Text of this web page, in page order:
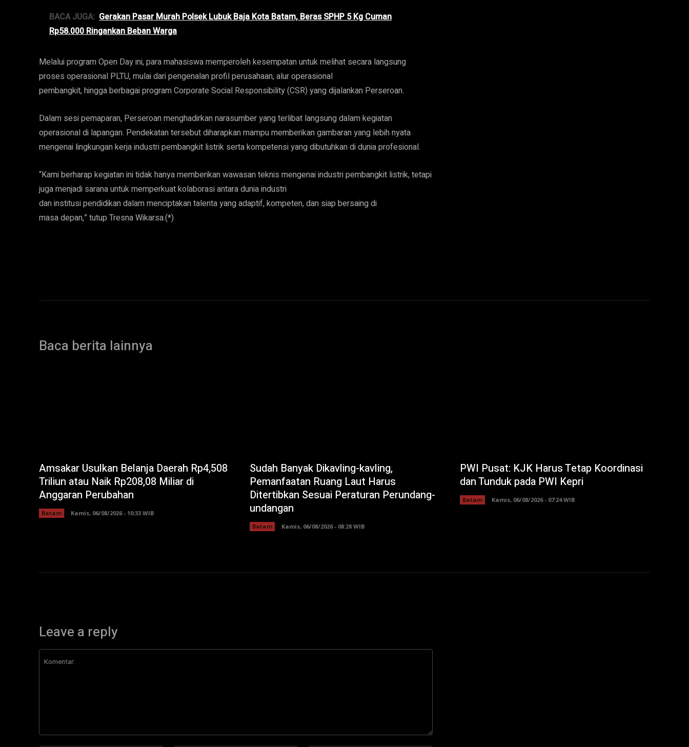
BACA JUGA: Gerakan Pasar Murah Polsek Lubuk Baja Kota Batam, Beras SPHP 5 Kg Cuman
Rp58.000 Ringankan Beban Warga
Melalui program Open Day ini, para mahasiswa memperoleh kesempatan untuk melihat secara langsung
proses operasional PLTU, mulai dari pengenalan profil perusahaan, alur operasional
pembangkit, hingga berbagai program Corporate Social Responsibility (CSR) yang dijalankan Perseroan.
Dalam sesi pemaparan, Perseroan menghadirkan narasumber yang terlibat langsung dalam kegiatan
operasional di lapangan. Pendekatan tersebut diharapkan mampu memberikan gambaran yang lebih nyata
mengenai lingkungan kerja industri pembangkit listrik serta kompetensi yang dibutuhkan di dunia profesional.
“Kami berharap kegiatan ini tidak hanya memberikan wawasan teknis mengenai industri pembangkit listrik, tetapi
juga menjadi sarana untuk memperkuat kolaborasi antara dunia industri
dan institusi pendidikan dalam menciptakan talenta yang adaptif, kompeten, dan siap bersaing di
masa depan,” tutup Tresna Wikarsa.(*)
Baca berita lainnya
Amsakar Usulkan Belanja Daerah Rp4,508
Triliun atau Naik Rp208,08 Miliar di
Anggaran Perubahan
Batam Kamis, 06/08/2026 - 10:33 WIB
Sudah Banyak Dikavling-kavling,
Pemanfaatan Ruang Laut Harus
Ditertibkan Sesuai Peraturan Perundang-
undangan
Batam Kamis, 06/08/2026 - 08:28 WIB
PWI Pusat: KJK Harus Tetap Koordinasi
dan Tunduk pada PWI Kepri
Batam Kamis, 06/08/2026 - 07:24 WIB
Leave a reply